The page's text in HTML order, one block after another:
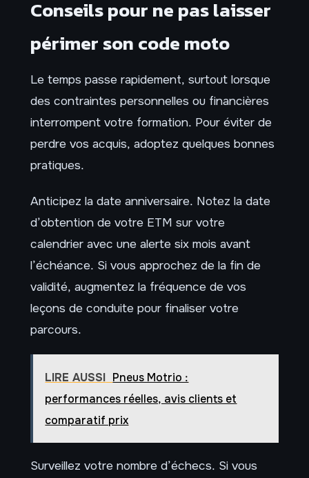
Conseils pour ne pas laisser
périmer son code moto
Le temps passe rapidement, surtout lorsque
des contraintes personnelles ou financières
interrompent votre formation. Pour éviter de
perdre vos acquis, adoptez quelques bonnes
pratiques.
Anticipez la date anniversaire. Notez la date
d’obtention de votre ETM sur votre
calendrier avec une alerte six mois avant
l’échéance. Si vous approchez de la fin de
validité, augmentez la fréquence de vos
leçons de conduite pour finaliser votre
parcours.
LIRE AUSSI Pneus Motrio :
performances réelles, avis clients et
comparatif prix
Surveillez votre nombre d’échecs. Si vous